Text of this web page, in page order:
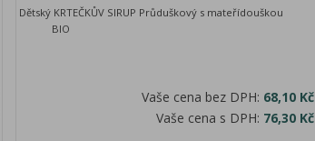
Dětský KRTEČKŮV SIRUP Průduškový s mateřídouškou
BIO
Vaše cena bez DPH: 68,10 Kč
Vaše cena s DPH: 76,30 Kč